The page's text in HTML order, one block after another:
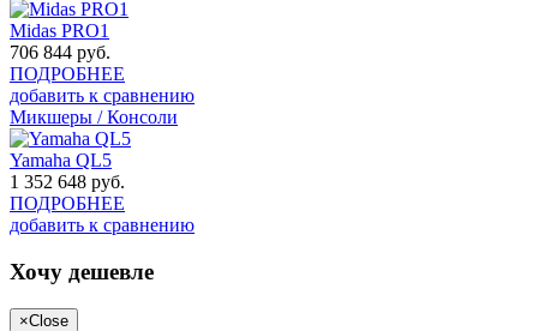
Midas PRO1
706 844 руб.
ПОДРОБНЕЕ
добавить к сравнению
Микшеры / Консоли
Yamaha QL5
1 352 648 руб.
ПОДРОБНЕЕ
добавить к сравнению
Хочу дешевле
×Close